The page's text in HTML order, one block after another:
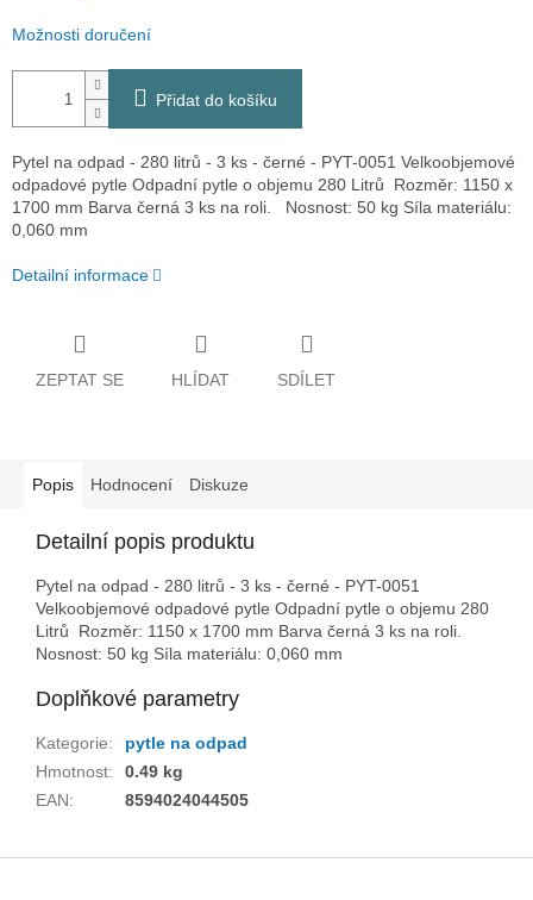
Možnosti doručení
Přidat do košíku
Pytel na odpad - 280 litrů - 3 ks - černé - PYT-0051 Velkoobjemové
odpadové pytle Odpadní pytle o objemu 280 Litrů Rozměr: 1150 x
1700 mm Barva černá 3 ks na roli. Nosnost: 50 kg Síla materiálu:
0,060 mm
Detailní informace
ZEPTAT SE HLÍDAT SDÍLET
Popis Hodnocení Diskuze
Detailní popis produktu
Pytel na odpad - 280 litrů - 3 ks - černé - PYT-0051
Velkoobjemové odpadové pytle Odpadní pytle o objemu 280
Litrů Rozměr: 1150 x 1700 mm Barva černá 3 ks na roli.
Nosnost: 50 kg Síla materiálu: 0,060 mm
Doplňkové parametry
Kategorie:
pytle na odpad
Hmotnost:
0.49 kg
EAN: 8594024044505